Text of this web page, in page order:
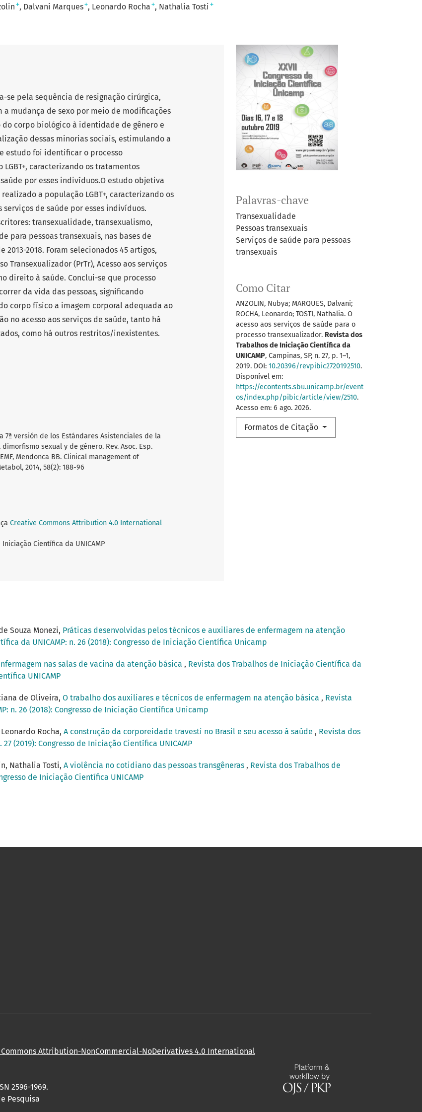
+ Dalvani Marques+ Leonardo Rocha + Nathalia Tosti +
Palavras-chave
Transexualidade
Pessoas transexuais
Serviços de saúde para pessoas
transexuais
Como Citar
ANZOLIN, Nubya; MARQUES, Dalvani;
ROCHA, Leonardo; TOSTI, Nathalia. O
acesso aos serviços de saúde para o
processo transexualizador. Revista dos
Trabalhos de Iniciação Científica da
UNICAMP, Campinas, SP, n. 27, p. 1–1,
2019. DOI: 10.20396/revpibic2720192510.
Disponível em:
https://econtents.sbu.unicamp.br/event
os/index.php/pibic/article/view/2510.
Acesso em: 6 ago. 2026.
Formatos de Citação
se pela sequência de resignação cirúrgica,
mudança de sexo por meio de modificações
corpo biológico à identidade de gênero e
dessas minorias sociais, estimulando a
estudo foi identificar o processo
caracterizando os tratamentos
por esses indivíduos.O estudo objetiva
a população LGBT+, caracterizando os
de saúde por esses indivíduos.
transexualidade, transexualismo,
para pessoas transexuais, nas bases de
2013-2018. Foram selecionados 45 artigos,
Transexualizador (PrTr), Acesso aos serviços
direito à saúde. Conclui-se que processo
da vida das pessoas, significando
corpo físico a imagem corporal adequada ao
no acesso aos serviços de saúde, tanto há
como há outros restritos/inexistentes.
7ª versión de los Estándares Asistenciales de la
sexual y de género. Rev. Asoc. Esp.
Mendonca BB. Clinical management of
2014, 58(2): 188-96
Creative Commons Attribution 4.0 International
Científica da UNICAMP
Souza Monezi, Práticas desenvolvidas pelos técnicos e auxiliares de enfermagem na atenção
da UNICAMP: n. 26 (2018): Congresso de Iniciação Científica Unicamp
nas salas de vacina da atenção básica , Revista dos Trabalhos de Iniciação Científica da
UNICAMP
de Oliveira, O trabalho dos auxiliares e técnicos de enfermagem na atenção básica , Revista
n. 26 (2018): Congresso de Iniciação Científica Unicamp
Rocha, A construção da corporeidade travesti no Brasil e seu acesso à saúde , Revista dos
(2019): Congresso de Iniciação Científica UNICAMP
Nathalia Tosti, A violência no cotidiano das pessoas transgêneras , Revista dos Trabalhos de
de Iniciação Científica UNICAMP
Attribution-NonCommercial-NoDerivatives 4.0 International
2596-1969.
Pesquisa